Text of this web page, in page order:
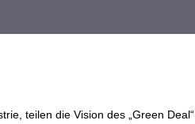
teilen die Vision des „Green Deal“